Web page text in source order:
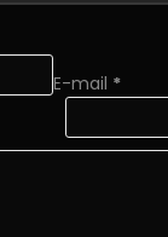
E-mail *